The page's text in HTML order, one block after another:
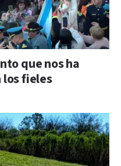
que nos ha
los fieles